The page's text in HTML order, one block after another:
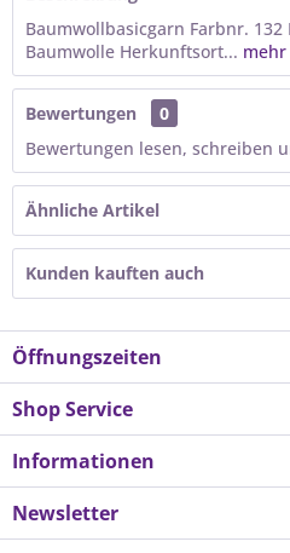
Baumwollbasicgarn Farbnr. 132
Baumwolle Herkunftsort... mehr
Bewertungen
0
Bewertungen lesen, schreiben
Ähnliche Artikel
Kunden kauften auch
Öffnungszeiten
Shop Service
Informationen
Newsletter